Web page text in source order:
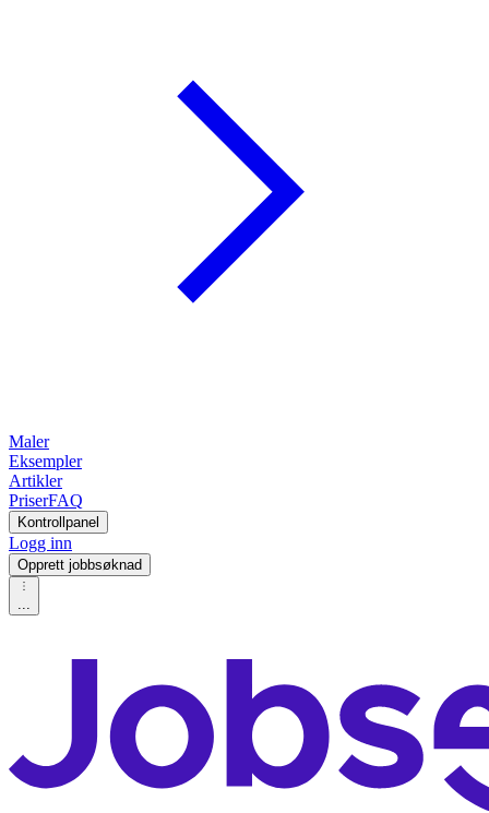
Maler
Eksempler
Artikler
PriserFAQ
Kontrollpanel
Logg inn
Opprett jobbsøknad
...